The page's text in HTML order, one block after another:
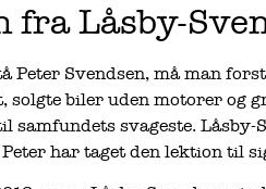
fra Låsby-
Peter Svendsen, må man
solgte biler uden motorer og
samfundets svageste. Låsby-
har taget den lektion til